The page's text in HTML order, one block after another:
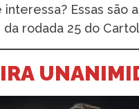
Essas são
da rodada 25 do